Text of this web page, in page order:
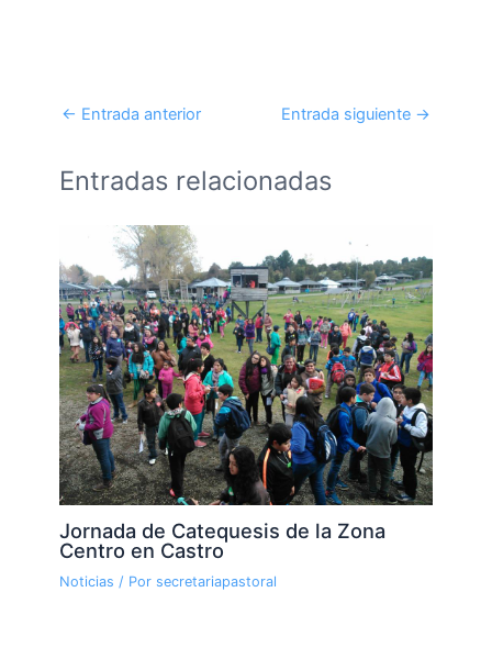
← Entrada anterior Entrada siguiente →
Entradas relacionadas
Jornada de Catequesis de la Zona
Centro en Castro
Noticias / Por secretariapastoral